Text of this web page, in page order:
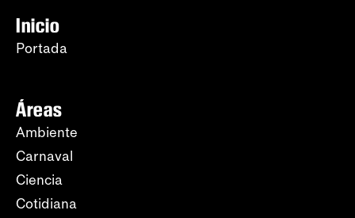
Inicio
Portada
Áreas
Ambiente
Carnaval
Ciencia
Cotidiana